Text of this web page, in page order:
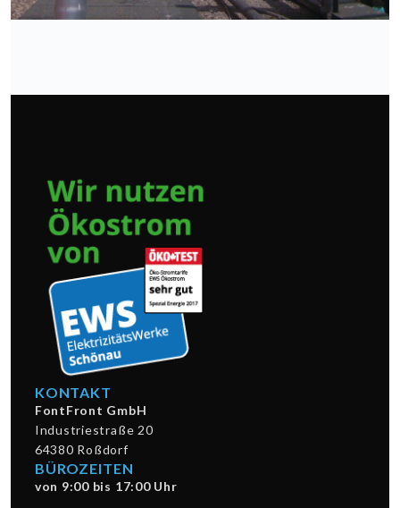
KONTAKT
FontFront GmbH
Industriestraße 20
64380 Roßdorf
BÜROZEITEN
von 9:00 bis 17:00 Uhr